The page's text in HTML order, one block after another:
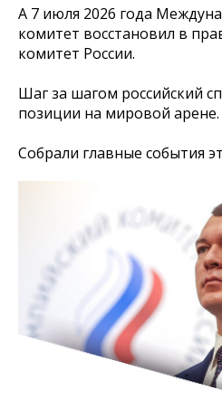
А 7 июля 2026 года
комитет восстановил в
комитет России.
Шаг за шагом российский
позиции на мировой арене.
Собрали главные события